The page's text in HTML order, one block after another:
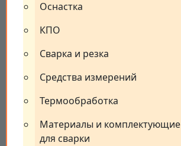
Оснастка
КПО
Сварка и резка
Средства измерений
Термообработка
Материалы и комплектующие
для сварки